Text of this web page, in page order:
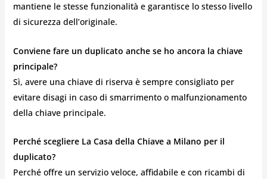
mantiene le stesse funzionalità e garantisce lo stesso livello
di sicurezza dell’originale.
Conviene fare un duplicato anche se ho ancora la chiave
principale?
Sì, avere una chiave di riserva è sempre consigliato per
evitare disagi in caso di smarrimento o malfunzionamento
della chiave principale.
Perché scegliere La Casa della Chiave a Milano per il
duplicato?
Perché offre un servizio veloce, affidabile e con ricambi di